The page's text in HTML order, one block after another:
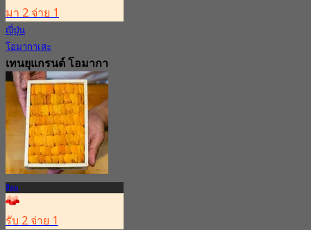
มา 2 จ่าย 1
ญี่ปุ่น
โอมากาเสะ
เทนยุแกรนด์ โอมากา
เสะ
4.8
2K การจอง
จาก฿ 599
สีลม
รับ 2 จ่าย 1